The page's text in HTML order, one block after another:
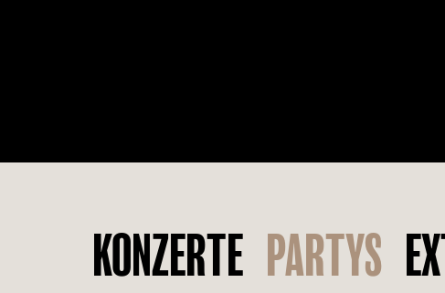
KONZERTE PARTYS